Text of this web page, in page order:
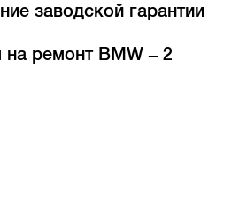
заводской гарантии
на ремонт BMW – 2